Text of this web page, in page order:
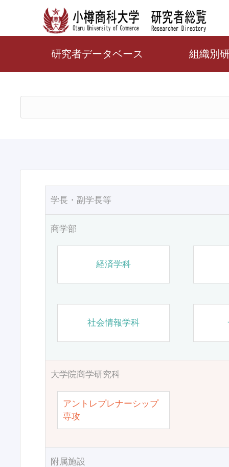
研究者データベース 組織別
学長・副学長等
商学部
経済学科
社会情報学科
大学院商学研究科
アントレプレナーシップ
専攻
附属施設